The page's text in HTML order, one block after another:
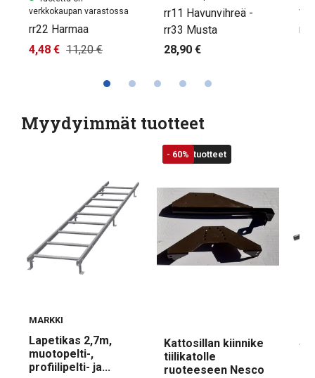
verkkokaupan varastossa
rr22 Harmaa
4,48 € 11,20 €
rr11 Havunvihreä -
rr33 Musta
28,90 €
Myydyimmät tuotteet
MARKKI
Lapetikas 2,7m,
muotopelti-,
profiilipelti- ja...
UUSI
Poistotuotteet
- 60%
Kattosillan kiinnike
tiilikatolle
ruoteeseen Nesco